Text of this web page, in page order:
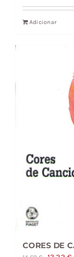
original
era:
Adicionar
CORES DE